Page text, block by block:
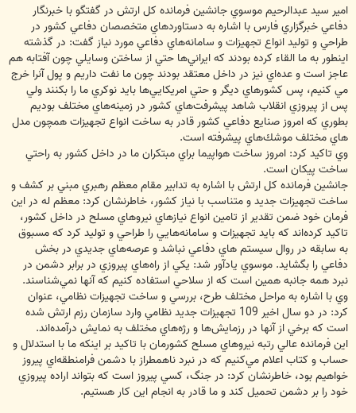
ت
امير سيد عبدالرحيم موسوي جانشين فرمانده كل ارتش در گفتگو با خبرنگار
دفاعي خبرگزاري فارس با اشاره به دستاوردهاي متخصصان دفاعي كشور در
طراحي و توليد انواع تجهيزات و سامانه‌هاي دفاعي مورد نياز گفت: در گذشته
اينطور به ما القاء كرده بودند كه ايراني‌ها حتي از ساختن وسايلي چون آفتابه هم
عاجز است و عده‌اي نيز در داخل معتقد بودند چون ما نفت داريم و پول آنرا خرج
مي كنيم، پس كشورهاي ديگر و حتي امريكايي‌ها بايد نوكري ما را بكنند ولي
پس از پيروزي انقلاب شاهد پيشرفت‌هاي كشور در زمينه‌هاي مختلف بوديم
بطوري كه امروز صنايع دفاعي كشور قادر به ساخت انواع تجهيزات همچون مدل
هاي مختلف موشك‌هاي پيشرفته است.
وي تاكيد كرد: امروز ساخت هواپيما براي مبتكران ما در داخل كشور به راحتي
ساخت پيكان است.
جانشين فرمانده كل ارتش با اشاره به تدابير مقام معظم رهبري مبني بر كشف و
ساخت تجهيزات جديد و متناسب با نياز كشور، خاطرنشان كرد: معظم له در اين
فرمان خود ضمن تقدير از تامين انواع نيازهاي نيروهاي مسلح در داخل كشور،
تاكيد كرده‌اند كه بايد تجهيزات و سامانه‌هايي را طراحي و توليد كرد كه مسبوق
به سابقه در روال سيستم هاي دفاعي نباشد و عرصه‌هاي جديدي در بخش
دفاعي را بگشايد. موسوي يادآور شد: يكي از راه‌هاي پيروزي در برابر دشمن در
نبرد همه جانبه همين است كه از سلاحي استفاده كنيم كه آنها نمي‌شناسند.
وي با اشاره به مراحل مختلف طرح، بررسي و ساخت تجهيزات نظامي، عنوان
كرد: در دو سال اخير 109 تجهيزات جديد نظامي وارد سازمان رزم ارتش شده
است كه برخي از آنها در رزمايش‌ها و رژه‌هاي مختلف به نمايش درآمده‌اند.
اين فرمانده عالي رتبه نيروهاي مسلح كشورمان با تاكيد بر اينكه ما با استدلال و
حساب و كتاب اعلام مي‌كنيم كه در نبرد ناهمطراز با دشمن فرامنطقه‌اي پيروز
خواهيم بود، خاطرنشان كرد: در جنگ، كسي پيروز است كه بتواند اراده پيروزي
خود را بر دشمن تحميل كند و ما قادر به انجام اين كار هستيم.